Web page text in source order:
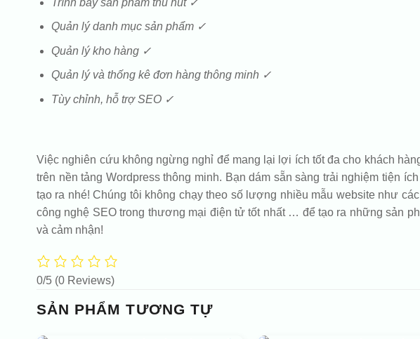
Quản lý danh mục sản phẩm ✓
Quản lý kho hàng ✓
Quản lý và thống kê đơn hàng thông minh ✓
Tùy chỉnh, hỗ trợ SEO ✓
Việc nghiên cứu không ngừng nghỉ để mang lại lợi ích tốt đa cho khách
trên nền tảng Wordpress thông minh. Bạn dám sẵn sàng trải nghiệm tiện
tạo ra nhé! Chúng tôi không chạy theo số lượng nhiều mẫu website như
công nghệ SEO trong thương mại điện tử tốt nhất … để tạo ra những sản
và cảm nhận!
0/5 (0 Reviews)
SẢN PHẨM TƯƠNG TỰ